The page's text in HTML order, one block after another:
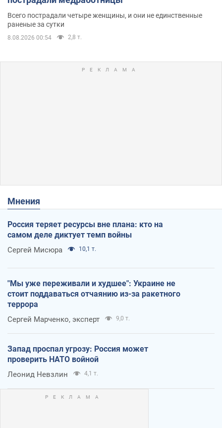
Всего пострадали четыре женщины, и они не единственные
раненые за сутки
8.08.2026 00:54 2,8 т.
Мнения
Россия теряет ресурсы вне плана: кто на
самом деле диктует темп войны
Сергей Мисюра 10,1 т.
"Мы уже переживали и худшее": Украине не
стоит поддаваться отчаянию из-за ракетного
террора
Сергей Марченко, эксперт 9,0 т.
Запад проспал угрозу: Россия может
проверить НАТО войной
Леонид Невзлин 4,1 т.